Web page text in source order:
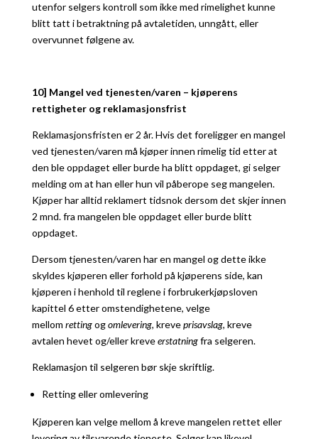
utenfor selgers kontroll som ikke med rimelighet kunne
blitt tatt i betraktning på avtaletiden, unngått, eller
overvunnet følgene av.
10] Mangel ved tjenesten/varen – kjøperens
rettigheter og reklamasjonsfrist
Reklamasjonsfristen er 2 år. Hvis det foreligger en mangel
ved tjenesten/varen må kjøper innen rimelig tid etter at
den ble oppdaget eller burde ha blitt oppdaget, gi selger
melding om at han eller hun vil påberope seg mangelen.
Kjøper har alltid reklamert tidsnok dersom det skjer innen
2 mnd. fra mangelen ble oppdaget eller burde blitt
oppdaget.
Dersom tjenesten/varen har en mangel og dette ikke
skyldes kjøperen eller forhold på kjøperens side, kan
kjøperen i henhold til reglene i forbrukerkjøpsloven
kapittel 6 etter omstendighetene, velge
mellom rettingogomlevering, kreveprisavslag, kreve
avtalen hevet og/eller kreveerstatningfra selgeren.
Reklamasjon til selgeren bør skje skriftlig.
Retting eller omlevering
Kjøperen kan velge mellom å kreve mangelen rettet eller